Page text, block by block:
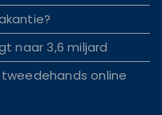
naar 3,6 miljard
online